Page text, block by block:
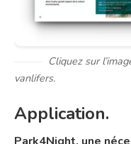
Cliquez sur
vanlifers.
Application.